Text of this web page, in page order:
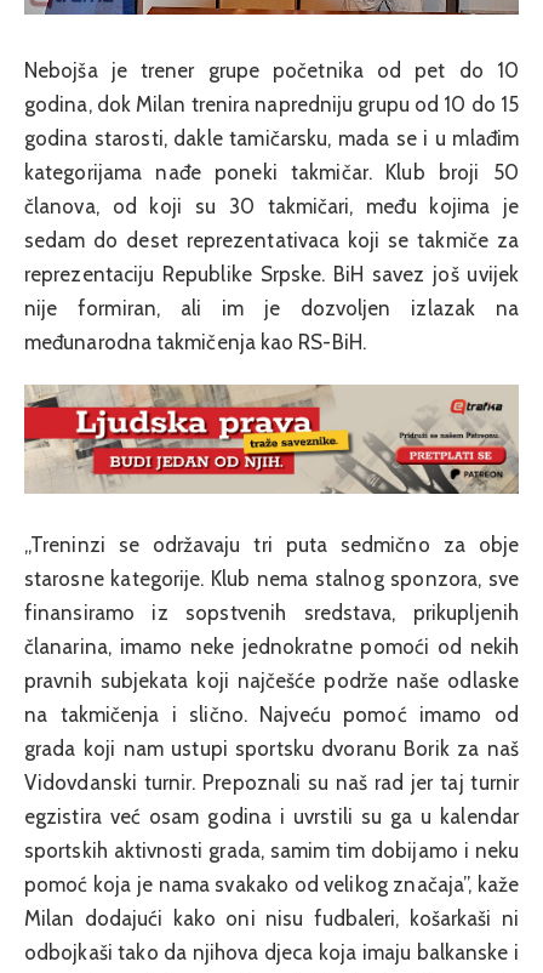
Nebojša je trener grupe početnika od pet do 10
godina, dok Milan trenira napredniju grupu od 10 do 15
godina starosti, dakle tamičarsku, mada se i u mlađim
kategorijama nađe poneki takmičar. Klub broji 50
članova, od koji su 30 takmičari, među kojima je
sedam do deset reprezentativaca koji se takmiče za
reprezentaciju Republike Srpske. BiH savez još uvijek
nije formiran, ali im je dozvoljen izlazak na
međunarodna takmičenja kao RS-BiH.
„Treninzi se održavaju tri puta sedmično za obje
starosne kategorije. Klub nema stalnog sponzora, sve
finansiramo iz sopstvenih sredstava, prikupljenih
članarina, imamo neke jednokratne pomoći od nekih
pravnih subjekata koji najčešće podrže naše odlaske
na takmičenja i slično. Najveću pomoć imamo od
grada koji nam ustupi sportsku dvoranu Borik za naš
Vidovdanski turnir. Prepoznali su naš rad jer taj turnir
egzistira već osam godina i uvrstili su ga u kalendar
sportskih aktivnosti grada, samim tim dobijamo i neku
pomoć koja je nama svakako od velikog značaja”, kaže
Milan dodajući kako oni nisu fudbaleri, košarkaši ni
odbojkaši tako da njihova djeca koja imaju balkanske i